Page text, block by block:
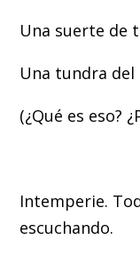
Una suerte de
Una tundra
(¿Qué es eso?
Intemperie.
escuchando.